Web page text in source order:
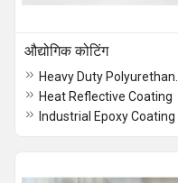
औद्योगिक कोटिंग
Heat Reflective Coating
Industrial Epoxy Coating